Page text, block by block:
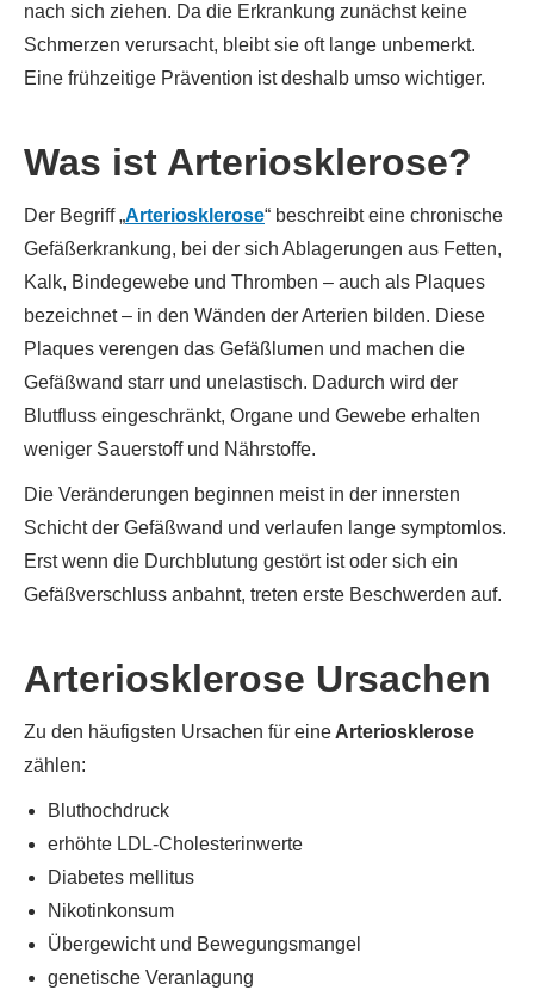
nach sich ziehen. Da die Erkrankung zunächst keine
Schmerzen verursacht, bleibt sie oft lange unbemerkt.
Eine frühzeitige Prävention ist deshalb umso wichtiger.
Was ist Arteriosklerose?
Der Begriff „Arteriosklerose“ beschreibt eine chronische
Gefäßerkrankung, bei der sich Ablagerungen aus Fetten,
Kalk, Bindegewebe und Thromben – auch als Plaques
bezeichnet – in den Wänden der Arterien bilden. Diese
Plaques verengen das Gefäßlumen und machen die
Gefäßwand starr und unelastisch. Dadurch wird der
Blutfluss eingeschränkt, Organe und Gewebe erhalten
weniger Sauerstoff und Nährstoffe.
Die Veränderungen beginnen meist in der innersten
Schicht der Gefäßwand und verlaufen lange symptomlos.
Erst wenn die Durchblutung gestört ist oder sich ein
Gefäßverschluss anbahnt, treten erste Beschwerden auf.
Arteriosklerose Ursachen
Zu den häufigsten Ursachen für eineArteriosklerose
zählen:
Bluthochdruck
erhöhte LDL-Cholesterinwerte
Diabetes mellitus
Nikotinkonsum
Übergewicht und Bewegungsmangel
genetische Veranlagung